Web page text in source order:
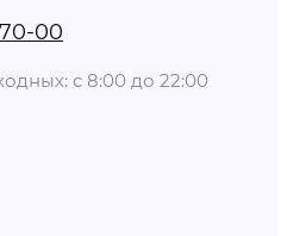
00
с 8:00 до 22:00